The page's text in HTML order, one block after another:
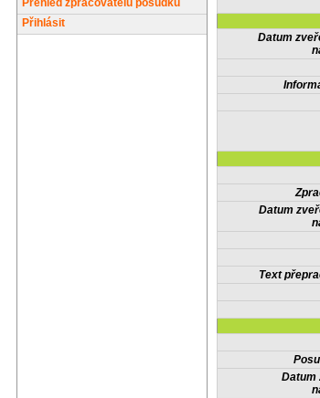
Přehled zpracovatelů posudků
Přihlásit
Datum
Datum
Text
Datum